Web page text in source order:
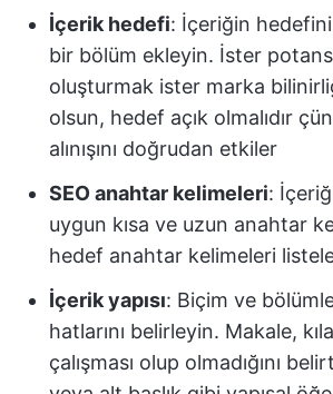
İçerik hedefi: İçeriğin
bir bölüm ekleyin. İster
oluşturmak ister marka
olsun, hedef açık olmalıdır
alınışını doğrudan etkiler
SEO anahtar kelimeleri:
uygun kısa ve uzun anahtar
hedef anahtar kelimeleri
İçerik yapısı: Biçim ve
hatlarını belirleyin. Makale,
çalışması olup olmadığını